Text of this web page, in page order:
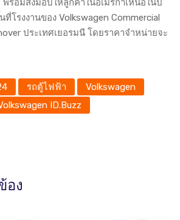
โรงงานของ Volkswagen Commercial
ประเทศเยอรมนี โดยราคาจำหน่ายจะ
รถตู้ไฟฟ้า
Volkswagen
ID.Buzz
อง